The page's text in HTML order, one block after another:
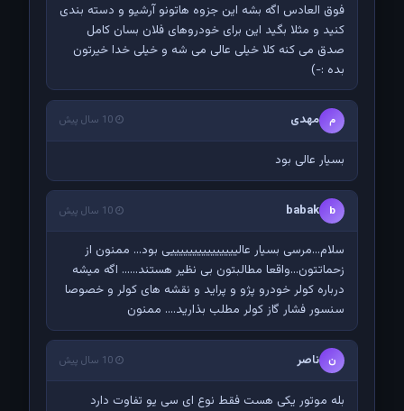
فوق العادس اگه بشه این جزوه هاتونو آرشیو و دسته بندی
کنید و مثلا بگید این برای خودروهای فلان بسان کامل
صدق می کنه کلا خیلی عالی می شه و خیلی خدا خیرتون
بده :-)
م مهدی 10 سال پیش
بسیار عالی بود
b
babak 10 سال پیش
سلام...مرسی بسیار عالیییییییییییییییی بود... ممنون از
زحماتتون...واقعا مطالبتون بی نظیر هستند...... اگه میشه
درباره کولر خودرو پژو و پراید و نقشه های کولر و خصوصا
سنسور فشار گاز کولر مطلب بذارید.... ممنون
ن ناصر 10 سال پیش
بله موتور یکی هست فقط نوع ای سی یو تفاوت دارد